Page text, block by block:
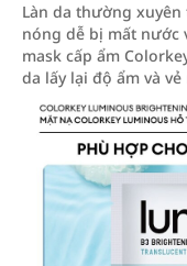
Làn da thường
nóng dễ bị mất nước
mask cấp ẩm
da lấy lại độ ẩm và